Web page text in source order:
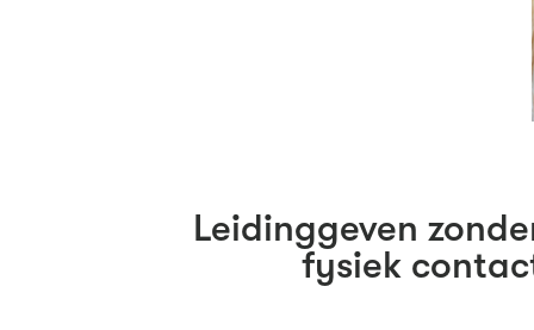
Leidinggeven
fysiek